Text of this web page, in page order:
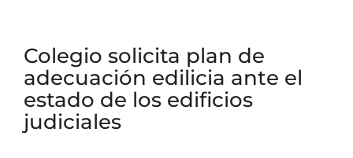
Colegio solicita plan de
adecuación edilicia ante el
estado de los edificios
judiciales